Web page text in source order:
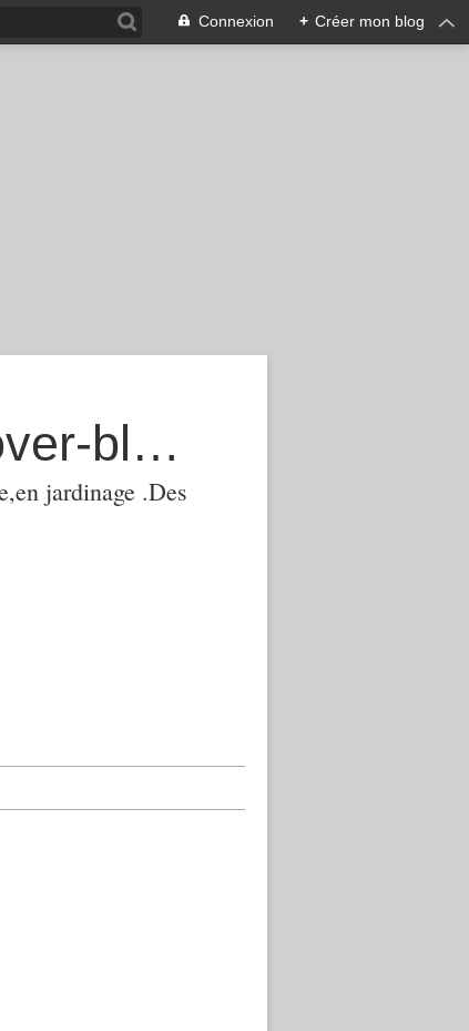
Connexion + Créer mon blog
agroecologie-phytomanagement.over-blog.com
jardinage .Des